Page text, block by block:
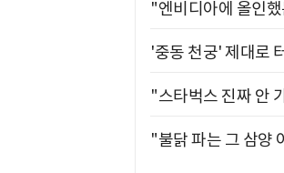
"엔비디아에 올인
'중동 천궁' 제대로
"스타벅스 진짜 안
"불닭 파는 그 삼양